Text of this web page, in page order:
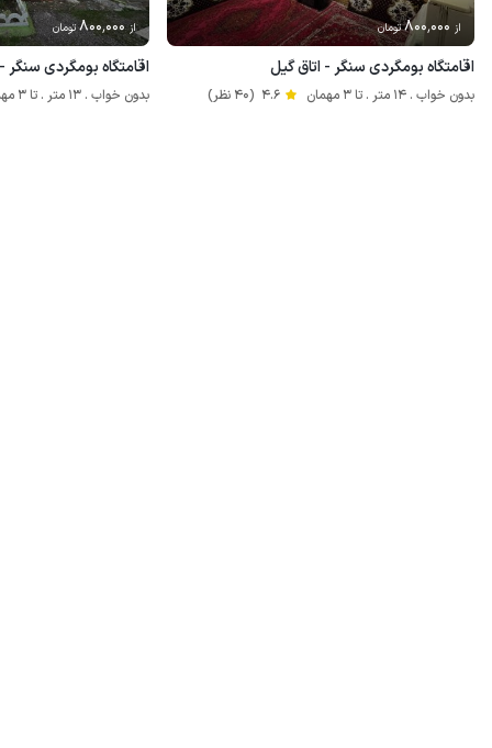
از 800٬000تومان
اقامتگاه بومگردی سنگر - اتاق گیل
بدون خواب . 14 متر . تا 3 مهمان 4.6 (40 نظر)
از 800٬000تومان
اقامتگاه بومگردی سنگر
بدون خواب . 13 متر . تا 3 مهمان